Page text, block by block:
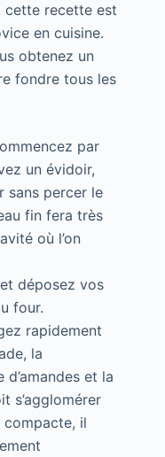
cette recette est
en cuisine.
obtenez un
fondre tous les
par
un évidoir,
percer le
fin fera très
où l’on
et déposez vos
four.
rapidement
la
et la
s’agglomérer
compacte, il